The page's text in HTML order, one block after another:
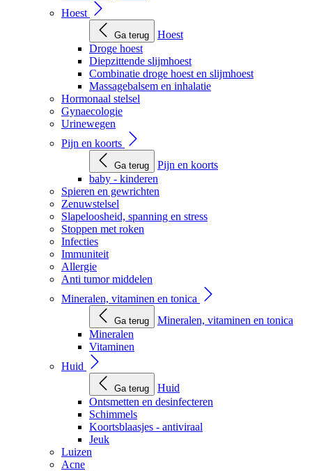
Hoest
Ga terug
Hoest
Droge hoest
Diepzittende slijmhoest
Combinatie droge hoest en slijmhoest
Massagebalsem en inhalatie
Hormonaal stelsel
Gynaecologie
Urinewegen
Pijn en koorts
Ga terug
Pijn en koorts
baby - kinderen
Spieren en gewrichten
Zenuwstelsel
Slapeloosheid, spanning en stress
Stoppen met roken
Infecties
Immuniteit
Allergie
Anti tumor middelen
Mineralen, vitaminen en tonica
Ga terug
Mineralen, vitaminen en tonica
Mineralen
Vitaminen
Huid
Ga terug
Huid
Ontsmetten en desinfecteren
Schimmels
Koortsblaasjes - antiviraal
Jeuk
Luizen
Acne